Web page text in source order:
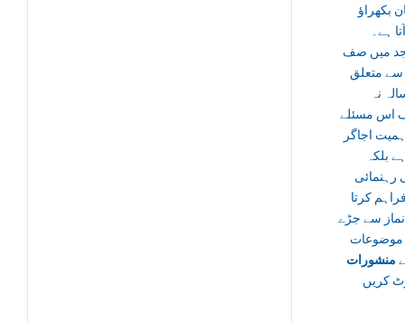
بکھراؤ
ہے۔
میں صف
سے متعلق
نہ
اس مسئلے
اجاگر
بلکہ
رہنمائی
کرتا
سے جڑے
موضوعات
منشورات
کریں